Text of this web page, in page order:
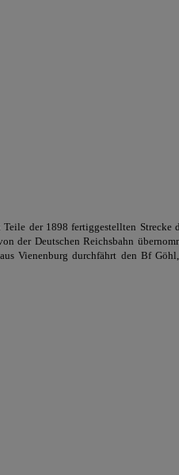
der 1898 fertiggestellten Strecke
der Deutschen Reichsbahn
Vienenburg durchfährt den Bf